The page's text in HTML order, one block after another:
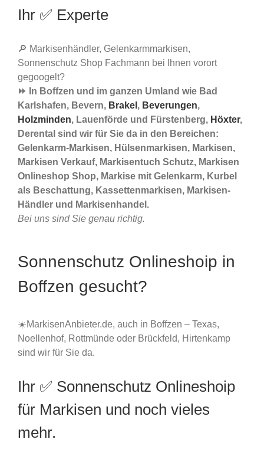
Ihr ✅ Experte
🔎 Markisenhändler, Gelenkarmmarkisen,
Sonnenschutz Shop Fachmann bei Ihnen vorort
gegoogelt?
⏩ In Boffzen und im ganzen Umland wie Bad
Karlshafen, Bevern, Brakel , Beverungen,
Holzminden, Lauenförde und Fürstenberg, Höxter,
Derental sind wir für Sie da in den Bereichen:
Gelenkarm-Markisen, Hülsenmarkisen, Markisen,
Markisen Verkauf, Markisentuch Schutz, Markisen
Onlineshop Shop, Markise mit Gelenkarm, Kurbel
als Beschattung, Kassettenmarkisen, Markisen-
Händler und Markisenhandel.
Bei uns sind Sie genau richtig.
Sonnenschutz Onlineshoip in
Boffzen gesucht?
☀️MarkisenAnbieter.de, auch in Boffzen – Texas,
Noellenhof, Rottmünde oder Brückfeld, Hirtenkamp
sind wir für Sie da.
Ihr ✅ Sonnenschutz Onlineshoip
für Markisen und noch vieles
mehr.